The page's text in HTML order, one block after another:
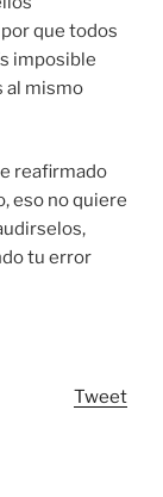
que todos
imposible
al mismo
reafirmado
eso no quiere
tu error
Tweet